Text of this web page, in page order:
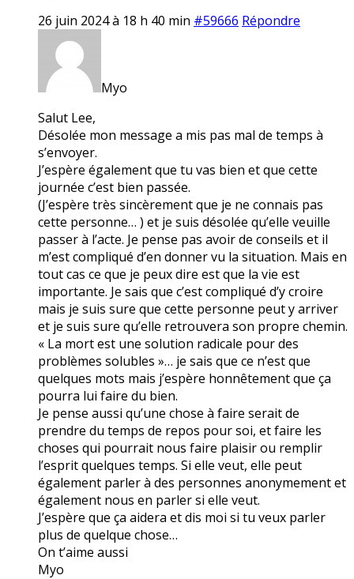
26 juin 2024 à 18 h 40 min #59666 Répondre
Myo
Salut Lee,
Désolée mon message a mis pas mal de temps à
s’envoyer.
J’espère également que tu vas bien et que cette
journée c’est bien passée.
(J’espère très sincèrement que je ne connais pas
cette personne… ) et je suis désolée qu’elle veuille
passer à l’acte. Je pense pas avoir de conseils et il
m’est compliqué d’en donner vu la situation. Mais en
tout cas ce que je peux dire est que la vie est
importante. Je sais que c’est compliqué d’y croire
mais je suis sure que cette personne peut y arriver
et je suis sure qu’elle retrouvera son propre chemin.
« La mort est une solution radicale pour des
problèmes solubles »… je sais que ce n’est que
quelques mots mais j’espère honnêtement que ça
pourra lui faire du bien.
Je pense aussi qu’une chose à faire serait de
prendre du temps de repos pour soi, et faire les
choses qui pourrait nous faire plaisir ou remplir
l’esprit quelques temps. Si elle veut, elle peut
également parler à des personnes anonymement et
également nous en parler si elle veut.
J’espère que ça aidera et dis moi si tu veux parler
plus de quelque chose…
On t’aime aussi
Myo